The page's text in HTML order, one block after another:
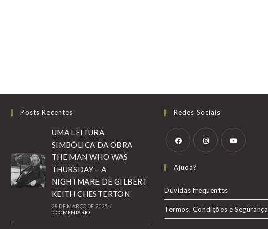
Posts Recentes
UMA LEITURA
SIMBÓLICA DA OBRA
THE MAN WHO WAS
THURSDAY – A
NIGHTMARE DE GILBERT
KEITH CHESTERTON
28 DE MARÇO DE 2025 /
0 COMENTÁRIO
Redes Sociais
em
aba
em
nova
aba
aba
Ajuda?
Dúvidas frequentes
Termos, Condições e Segurança